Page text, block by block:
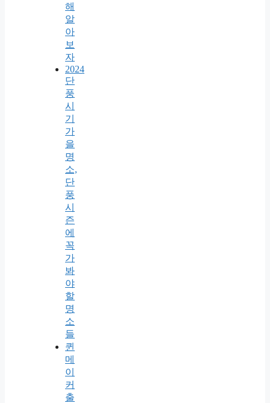
해
알
아
보
자
2024
단
풍
시
기
가
을
명
소,
단
풍
시
즌
에
꼭
가
봐
야
할
명
소
들
퀸
메
이
커
출